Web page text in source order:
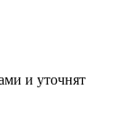
и уточнят